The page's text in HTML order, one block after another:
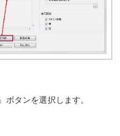
」ボタンを選択します。